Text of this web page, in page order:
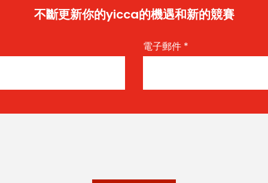
不斷更新你的yicca的機遇和新的競賽
電子郵件 *